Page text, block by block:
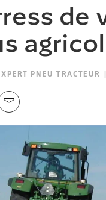
de
PNEU TRACTEUR